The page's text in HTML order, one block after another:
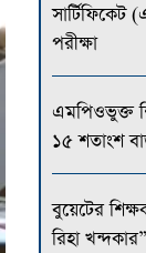
পরীক্ষা
এমপিওভুক্ত
১৫ শতাংশ
বুয়েটের
রিহা